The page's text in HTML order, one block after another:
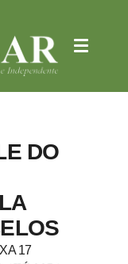
DO
17